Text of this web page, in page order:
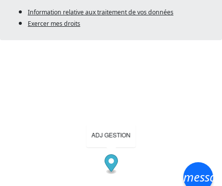
Information relative aux traitement de vos données
Exercer mes droits
ADJ GESTION